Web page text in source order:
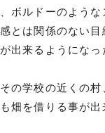
ボルドーのような
とは関係のない
出来るようになっ
の学校の近くの村
畑を借りる事が